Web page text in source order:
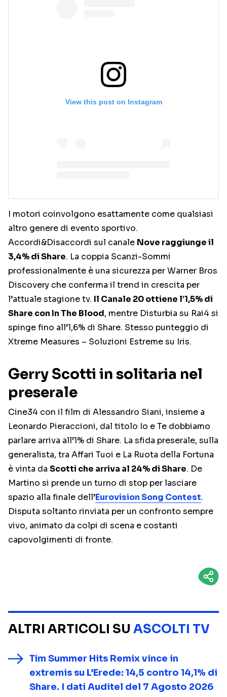
View this post on Instagram
I motori coinvolgono esattamente come qualsiasi
altro genere di evento sportivo.
Accordi&Disaccordi sul canale Nove raggiunge il
3,4% di Share. La coppia Scanzi-Sommi
professionalmente è una sicurezza per Warner Bros
Discovery che conferma il trend in crescita per
l’attuale stagione tv. Il Canale 20 ottiene l’1,5% di
Share con In The Blood, mentre Disturbia su Rai4 si
spinge fino all’1,6% di Share. Stesso punteggio di
Xtreme Measures – Soluzioni Estreme su Iris.
Gerry Scotti in solitaria nel
preserale
Cine34 con il film di Alessandro Siani, insieme a
Leonardo Pieraccioni, dal titolo Io e Te dobbiamo
parlare arriva all’1% di Share. La sfida preserale, sulla
generalista, tra Affari Tuoi e La Ruota della Fortuna
è vinta da Scotti che arriva al 24% di Share. De
Martino si prende un turno di stop per lasciare
spazio alla finale dell’Eurovision Song Contest.
Disputa soltanto rinviata per un confronto sempre
vivo, animato da colpi di scena e costanti
capovolgimenti di fronte.
ALTRI ARTICOLI SU ASCOLTI TV
Tim Summer Hits Remix vince in
extremis su L’Erede: 14,5 contro 14,1% di
Share. I dati Auditel del 7 Agosto 2026